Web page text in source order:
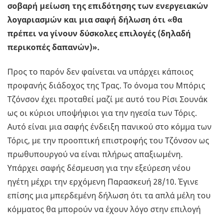
σοβαρή μείωση της επιδότησης των ενεργειακών
λογαριασμών και μια σαφή δήλωση ότι «θα
πρέπει να γίνουν δύσκολες επιλογές (δηλαδή
περικοπές δαπανών)».
Προς το παρόν δεν φαίνεται να υπάρχει κάποιος
προφανής διάδοχος της Τρας. Το όνομα του Μπόρις
Τζόνσον έχει προταθεί μαζί με αυτό του Ρίσι Σουνάκ
ως οι κύριοι υποψήφιοι για την ηγεσία των Τόρις.
Αυτό είναι μια σαφής ένδειξη πανικού στο κόμμα των
Τόρις, με την προοπτική επιστροφής του Τζόνσον ως
πρωθυπουργού να είναι πλήρως απαξιωμένη.
Υπάρχει σαφής δέσμευση για την εξεύρεση νέου
ηγέτη μέχρι την ερχόμενη Παρασκευή 28/10. Έγινε
επίσης μια μπερδεμένη δήλωση ότι τα απλά μέλη του
κόμματος θα μπορούν να έχουν λόγο στην επιλογή